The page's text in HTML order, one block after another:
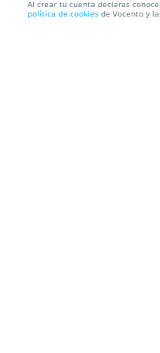
Entradas espectáculo
Al crear tu cuenta declaras
política de cookies de Vocento y